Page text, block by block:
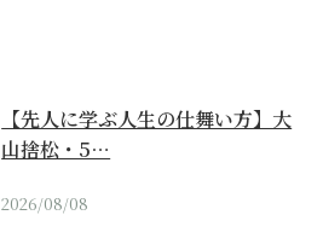
【先人に学ぶ人生の仕舞い方】大
山捨松・5…
2026/08/08